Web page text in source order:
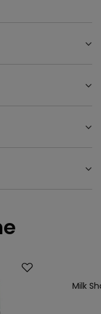
Milk